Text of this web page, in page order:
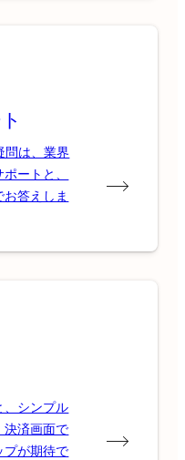
問は、業界
ートと、
答えしま
、シンプル
決済画面で
プが期待で